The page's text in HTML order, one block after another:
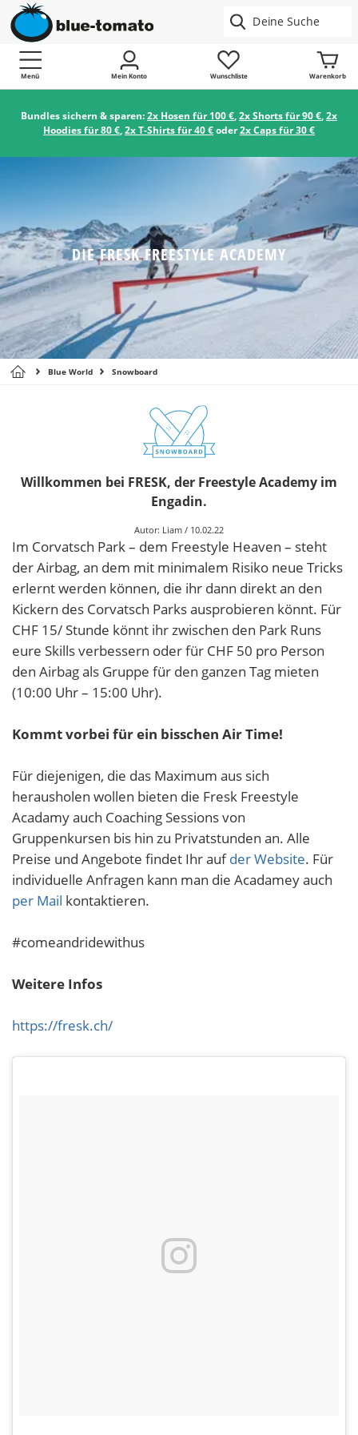
Menü Mein Konto Wunschliste Warenkorb
Bundles sichern & sparen:2x Hosen für 100 €,2x Shorts für 90 €,2x
Hoodies für 80 €,2x T-Shirts für 40 €oder2x Caps für 30 €
DIE FRESK FREESTYLE ACADEMY
Blue World Snowboard
Willkommen bei FRESK, der Freestyle Academy im
Engadin.
Autor: Liam / 10.02.22
Im Corvatsch Park – dem Freestyle Heaven – steht
der Airbag, an dem mit minimalem Risiko neue Tricks
erlernt werden können, die ihr dann direkt an den
Kickern des Corvatsch Parks ausprobieren könnt. Für
CHF 15/ Stunde könnt ihr zwischen den Park Runs
eure Skills verbessern oder für CHF 50 pro Person
den Airbag als Gruppe für den ganzen Tag mieten
(10:00 Uhr – 15:00 Uhr).
Kommt vorbei für ein bisschen Air Time!
Für diejenigen, die das Maximum aus sich
herausholen wollen bieten die Fresk Freestyle
Acadamy auch Coaching Sessions von
Gruppenkursen bis hin zu Privatstunden an. Alle
Preise und Angebote findet Ihr aufder Website. Für
individuelle Anfragen kann man die Acadamey auch
per Mail kontaktieren.
#comeandridewithus
Weitere Infos
https://fresk.ch/